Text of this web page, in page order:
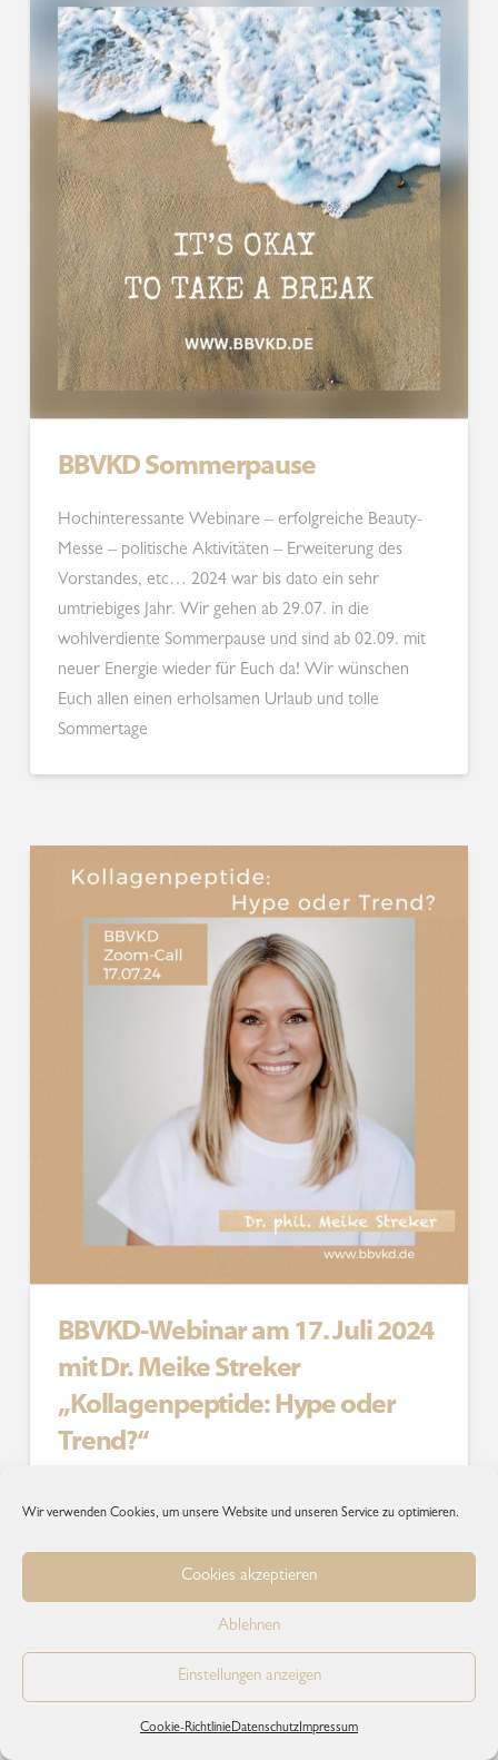
Wir verwenden Cookies, um unsere Website und unseren Service zu optimieren.
Cookies akzeptieren
Ablehnen
Einstellungen anzeigen
Cookie-RichtlinieDatenschutzImpressum
BBVKD Sommerpause
Hochinteressante Webinare – erfolgreiche Beauty-
Messe – politische Aktivitäten – Erweiterung des
Vorstandes, etc… 2024 war bis dato ein sehr
umtriebiges Jahr. Wir gehen ab 29.07. in die
wohlverdiente Sommerpause und sind ab 02.09. mit
neuer Energie wieder für Euch da! Wir wünschen
Euch allen einen erholsamen Urlaub und tolle
Sommertage
BBVKD-Webinar am 17. Juli 2024
mit Dr. Meike Streker
„Kollagenpeptide: Hype oder
Trend?“
Hype oder Trend?“ Als BBVKD ist es uns wichtig,
dass unsere Mitglieder immer auf der Höhe der Zeit
sind – gerade, wenn es um neue Wirkstoffe in der
Wissensgesellschaft. Wissen zu erwerben, zu teilen
und anzuwenden sind in unserem Handwerk …